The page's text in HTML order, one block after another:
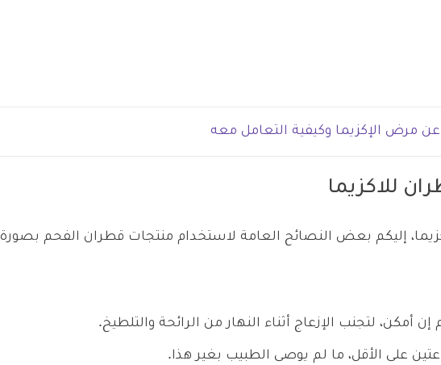
مرض الإكزيما وكيفية التعامل معه
للاكزيما
إليكم بعض النصائح العامة لاستخدام منتجات قطران الفحم بصورة
أمكن، لتجنب الإزعاج أثناء النهار من الرائحة والتلطيخ.
على الأقل، ما لم يوصى الطبيب بغير هذا.